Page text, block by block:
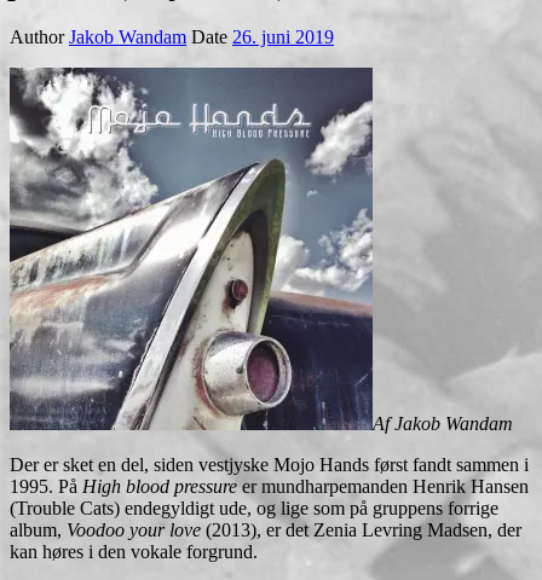
AuthorJakob Wandam Date 26. juni 2019
Af Jakob Wandam
Der er sket en del, siden vestjyske Mojo Hands først fandt sammen i
1995. På High blood pressure er mundharpemanden Henrik Hansen
(Trouble Cats) endegyldigt ude, og lige som på gruppens forrige
album, Voodoo your love (2013), er det Zenia Levring Madsen, der
kan høres i den vokale forgrund.